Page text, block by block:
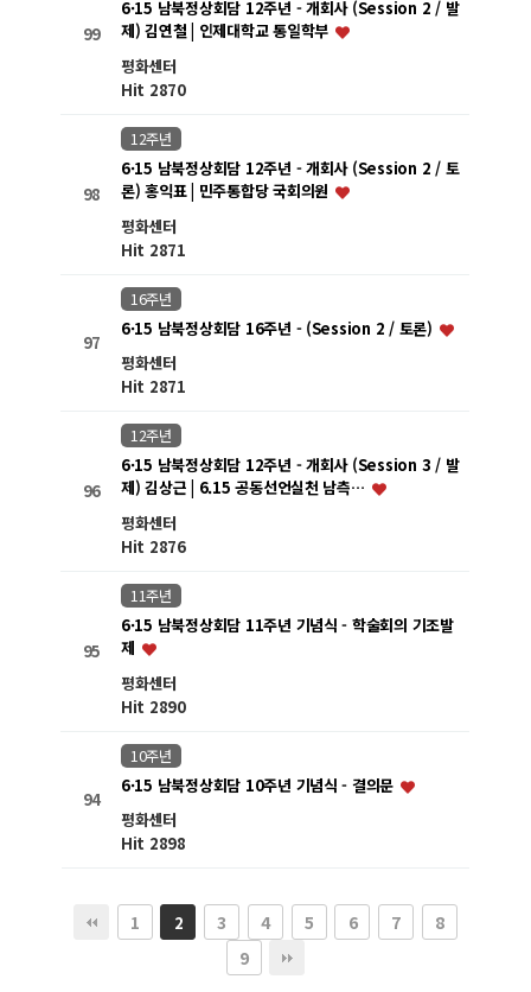
99
6·15 남북정상회담 12주년 - 개회사 (Session 2 / 발
제) 김연철 | 인제대학교 통일학부
평화센터
Hit 2870
98
12주년
6·15 남북정상회담 12주년 - 개회사 (Session 2 / 토
론) 홍익표 | 민주통합당 국회의원
평화센터
Hit 2871
97
16주년
6·15 남북정상회담 16주년 - (Session 2 / 토론)
평화센터
Hit 2871
96
12주년
6·15 남북정상회담 12주년 - 개회사 (Session 3 / 발
제) 김상근 | 6.15 공동선언실천 남측…
평화센터
Hit 2876
95
11주년
6·15 남북정상회담 11주년 기념식 - 학술회의 기조발
제
평화센터
Hit 2890
94
10주년
6·15 남북정상회담 10주년 기념식 - 결의문
평화센터
Hit 2898
1 2 3 4 5 6 7
8
9